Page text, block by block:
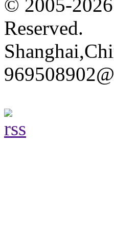
© 2005-
Reserved.